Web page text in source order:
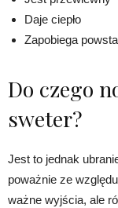
Daje ciepło
Zapobiega
Do czego
sweter?
Jest to jednak
poważnie ze
ważne wyjścia, ale